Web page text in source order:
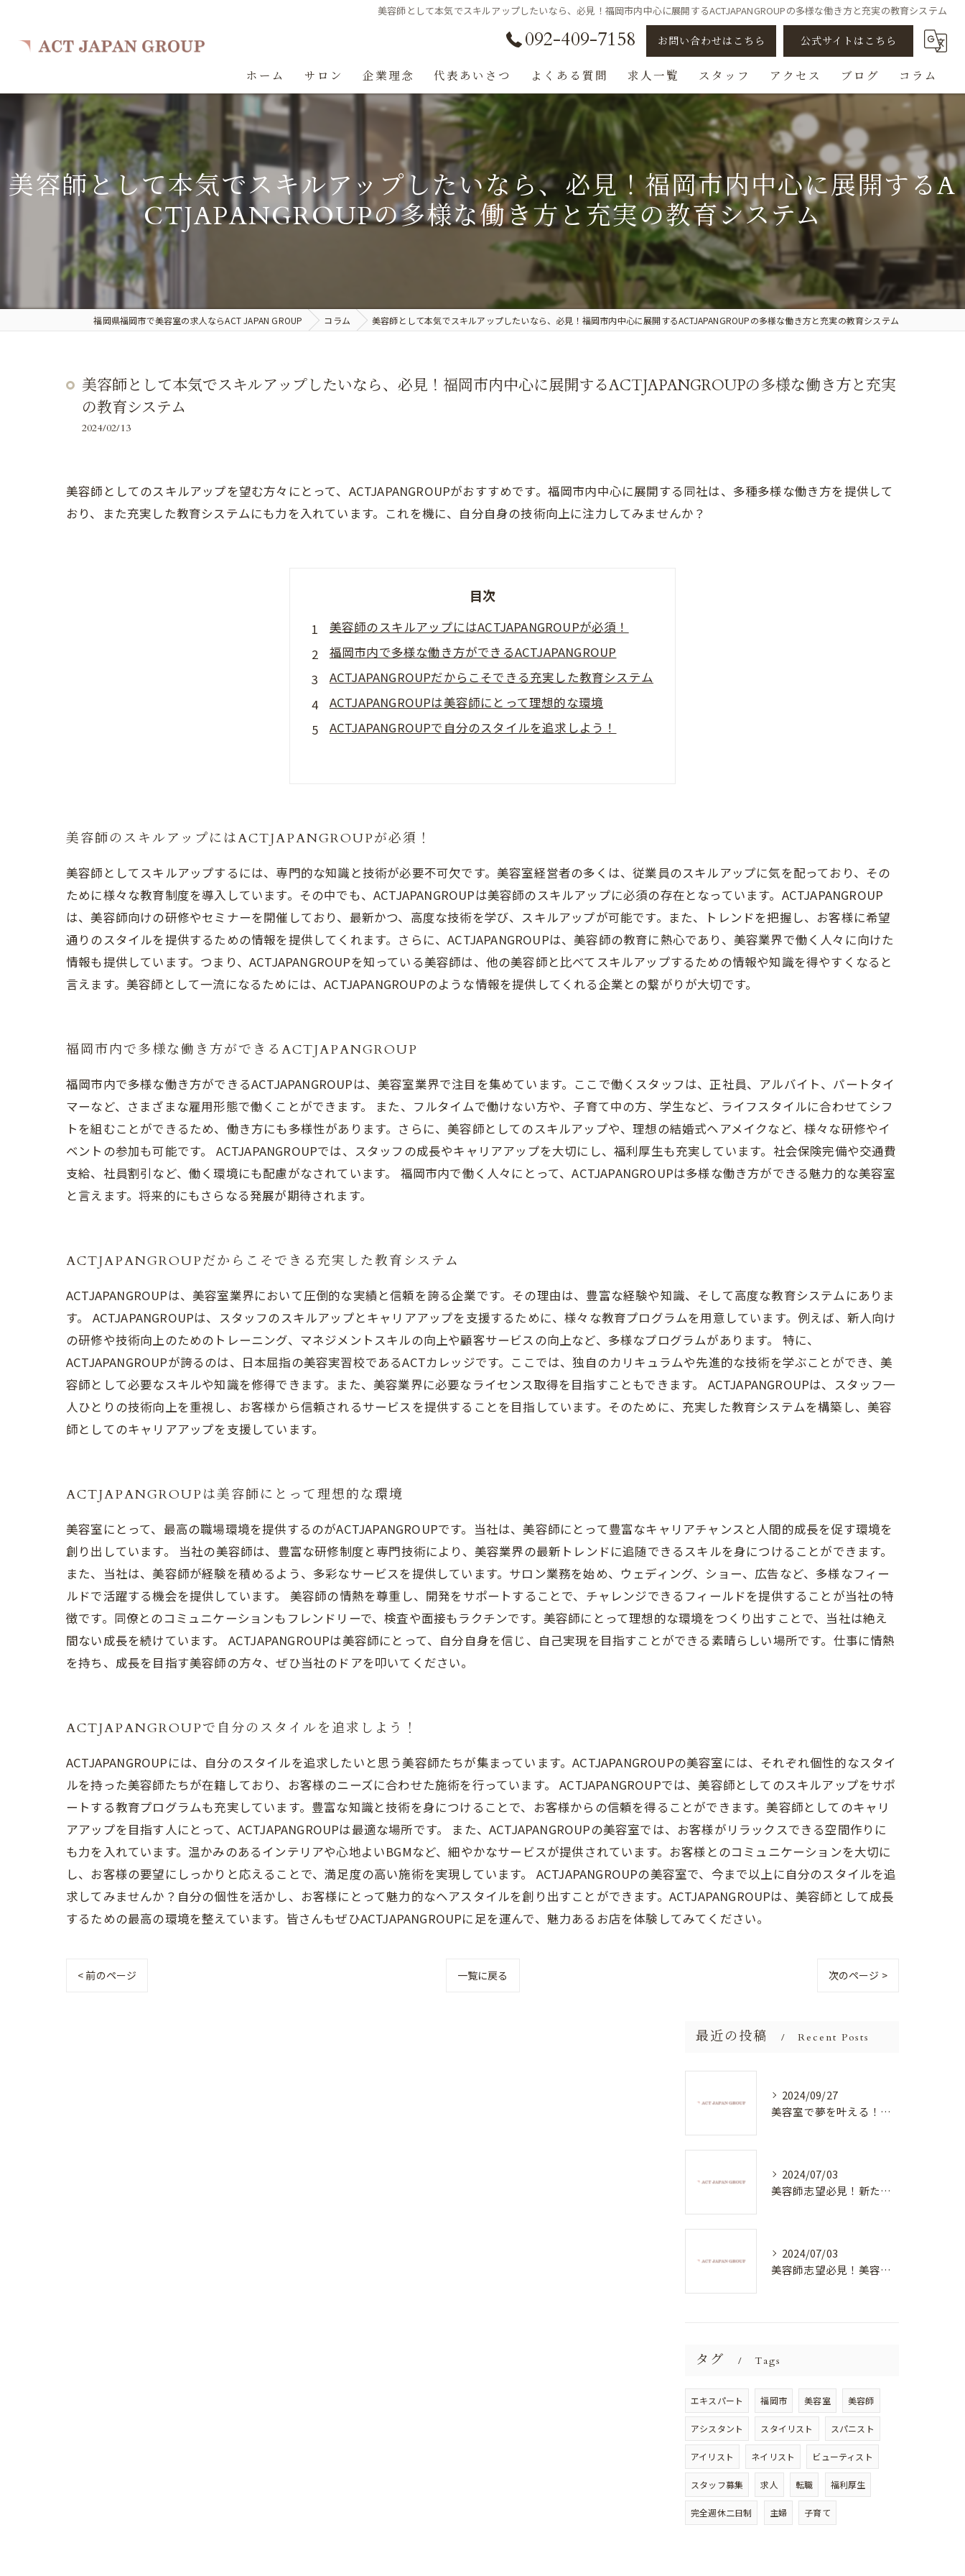
美容師として本気でスキルアップしたいなら、必見！福岡市内中心に展開するACTJAPANGROUPの多様な働き方と充実の教育システム
092-409-7158 お問い合わせはこちら 公式サイトはこちら
ホーム サロン 企業理念 代表あいさつ よくある質問 求人一覧 スタッフ
アシスタント
スタイリスト
ビューティスト
スパニスト
チェンジ/転職
アクセス ブログ コラム
美容師として本気でスキルアップしたいなら、必見！福岡市内中心に展開するA
CTJAPANGROUPの多様な働き方と充実の教育システム
福岡県福岡市で美容室の求人ならACT JAPAN GROUP コラム 美容師として本気でスキルアップしたいなら、必見！福岡市内中心に展開するACTJAPANGROUPの多様な働き方と充実の教育システム
美容師として本気でスキルアップしたいなら、必見！福岡市内中心に展開するACTJAPANGROUPの多様な働き方と充実
の教育システム
2024/02/13
美容師としてのスキルアップを望む方々にとって、ACTJAPANGROUPがおすすめです。福岡市内中心に展開する同社は、多種多様な働き方を提供して
おり、また充実した教育システムにも力を入れています。これを機に、自分自身の技術向上に注力してみませんか？
目次
美容師のスキルアップにはACTJAPANGROUPが必須！
福岡市内で多様な働き方ができるACTJAPANGROUP
ACTJAPANGROUPだからこそできる充実した教育システム
ACTJAPANGROUPは美容師にとって理想的な環境
ACTJAPANGROUPで自分のスタイルを追求しよう！
美容師のスキルアップにはACTJAPANGROUPが必須！
美容師としてスキルアップするには、専門的な知識と技術が必要不可欠です。美容室経営者の多くは、従業員のスキルアップに気を配っており、その
ために様々な教育制度を導入しています。その中でも、ACTJAPANGROUPは美容師のスキルアップに必須の存在となっています。ACTJAPANGROUP
は、美容師向けの研修やセミナーを開催しており、最新かつ、高度な技術を学び、スキルアップが可能です。また、トレンドを把握し、お客様に希望
通りのスタイルを提供するための情報を提供してくれます。さらに、ACTJAPANGROUPは、美容師の教育に熱心であり、美容業界で働く人々に向けた
情報も提供しています。つまり、ACTJAPANGROUPを知っている美容師は、他の美容師と比べてスキルアップするための情報や知識を得やすくなると
言えます。美容師として一流になるためには、ACTJAPANGROUPのような情報を提供してくれる企業との繋がりが大切です。
福岡市内で多様な働き方ができるACTJAPANGROUP
福岡市内で多様な働き方ができるACTJAPANGROUPは、美容室業界で注目を集めています。ここで働くスタッフは、正社員、アルバイト、パートタイ
マーなど、さまざまな雇用形態で働くことができます。 また、フルタイムで働けない方や、子育て中の方、学生など、ライフスタイルに合わせてシフ
トを組むことができるため、働き方にも多様性があります。さらに、美容師としてのスキルアップや、理想の結婚式ヘアメイクなど、様々な研修やイ
ベントの参加も可能です。 ACTJAPANGROUPでは、スタッフの成長やキャリアアップを大切にし、福利厚生も充実しています。社会保険完備や交通費
支給、社員割引など、働く環境にも配慮がなされています。 福岡市内で働く人々にとって、ACTJAPANGROUPは多様な働き方ができる魅力的な美容室
と言えます。将来的にもさらなる発展が期待されます。
ACTJAPANGROUPだからこそできる充実した教育システム
ACTJAPANGROUPは、美容室業界において圧倒的な実績と信頼を誇る企業です。その理由は、豊富な経験や知識、そして高度な教育システムにありま
す。 ACTJAPANGROUPは、スタッフのスキルアップとキャリアアップを支援するために、様々な教育プログラムを用意しています。例えば、新人向け
の研修や技術向上のためのトレーニング、マネジメントスキルの向上や顧客サービスの向上など、多様なプログラムがあります。 特に、
ACTJAPANGROUPが誇るのは、日本屈指の美容実習校であるACTカレッジです。ここでは、独自のカリキュラムや先進的な技術を学ぶことができ、美
容師として必要なスキルや知識を修得できます。また、美容業界に必要なライセンス取得を目指すこともできます。 ACTJAPANGROUPは、スタッフ一
人ひとりの技術向上を重視し、お客様から信頼されるサービスを提供することを目指しています。そのために、充実した教育システムを構築し、美容
師としてのキャリアアップを支援しています。
ACTJAPANGROUPは美容師にとって理想的な環境
美容室にとって、最高の職場環境を提供するのがACTJAPANGROUPです。当社は、美容師にとって豊富なキャリアチャンスと人間的成長を促す環境を
創り出しています。 当社の美容師は、豊富な研修制度と専門技術により、美容業界の最新トレンドに追随できるスキルを身につけることができます。
また、当社は、美容師が経験を積めるよう、多彩なサービスを提供しています。サロン業務を始め、ウェディング、ショー、広告など、多様なフィー
ルドで活躍する機会を提供しています。 美容師の情熱を尊重し、開発をサポートすることで、チャレンジできるフィールドを提供することが当社の特
徴です。同僚とのコミュニケーションもフレンドリーで、検査や面接もラクチンです。美容師にとって理想的な環境をつくり出すことで、当社は絶え
間ない成長を続けています。 ACTJAPANGROUPは美容師にとって、自分自身を信じ、自己実現を目指すことができる素晴らしい場所です。仕事に情熱
を持ち、成長を目指す美容師の方々、ぜひ当社のドアを叩いてください。
ACTJAPANGROUPで自分のスタイルを追求しよう！
ACTJAPANGROUPには、自分のスタイルを追求したいと思う美容師たちが集まっています。ACTJAPANGROUPの美容室には、それぞれ個性的なスタイ
ルを持った美容師たちが在籍しており、お客様のニーズに合わせた施術を行っています。 ACTJAPANGROUPでは、美容師としてのスキルアップをサポ
ートする教育プログラムも充実しています。豊富な知識と技術を身につけることで、お客様からの信頼を得ることができます。美容師としてのキャリ
アアップを目指す人にとって、ACTJAPANGROUPは最適な場所です。 また、ACTJAPANGROUPの美容室では、お客様がリラックスできる空間作りに
も力を入れています。温かみのあるインテリアや心地よいBGMなど、細やかなサービスが提供されています。お客様とのコミュニケーションを大切に
し、お客様の要望にしっかりと応えることで、満足度の高い施術を実現しています。 ACTJAPANGROUPの美容室で、今まで以上に自分のスタイルを追
求してみませんか？自分の個性を活かし、お客様にとって魅力的なヘアスタイルを創り出すことができます。ACTJAPANGROUPは、美容師として成長
するための最高の環境を整えています。皆さんもぜひACTJAPANGROUPに足を運んで、魅力あるお店を体験してみてください。
< 前のページ 一覧に戻る 次のページ >
最近の投稿 Recent Posts
2024/09/27
美容室で夢を叶える！自分を磨く新たなチャンス
2024/07/03
美容師志望必見！新たな価値を創造する美容室でハイレベルな技術を学べる環境
2024/07/03
美容師志望必見！美容室NEWSTANDARDで最高のスキルアップを目指そう！
タグ Tags
エキスパート 福岡市 美容室 美容師
アシスタント スタイリスト スパニスト
アイリスト ネイリスト ビューティスト
スタッフ募集 求人 転職 福利厚生
完全週休二日制 主婦 子育て